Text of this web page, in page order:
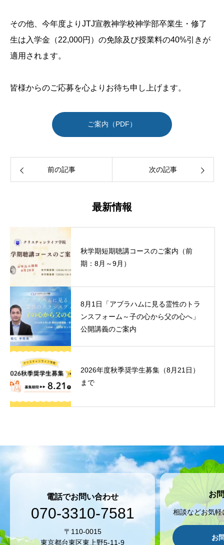
その他、今年度よりJTJ宣教神学校神学部卒業⽣・修了
⽣は⼊学⾦（22,000円）の免除及び授業料の40%引きが
適⽤されます。
皆様からのご応募を⼼よりお待ち申し上げます。
ご案内（PDF）
前の記事 次の記事
最新情報
秋学期短期聴講コースのご案内（前
期：8月～9月）
8月1日「アブラハムに見る霊性のトラ
ンスフォーム～子の心から父の心へ」
公開講義のご案内
2026年度秋季奨学生募集（8月21日）
まで
電話でお問い合わせ
070-3310-7581
〒110-0015
東京都台東区東上野5-11-9
お
相談などお気
お